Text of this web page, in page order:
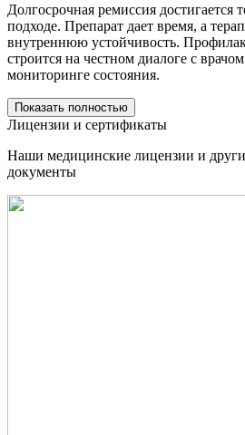
Долгосрочная ремиссия достигается
подходе. Препарат дает время, а
внутреннюю устойчивость.
строится на честном диалоге с
мониторинге состояния.
Показать полностью
Лицензии и сертификаты
Наши медицинские лицензии и
документы